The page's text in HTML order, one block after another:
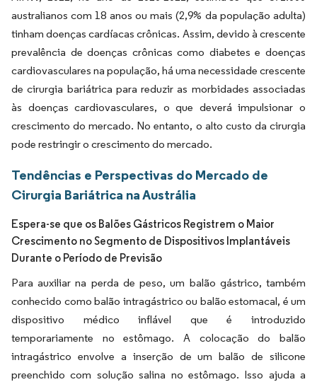
australianos com 18 anos ou mais (2,9% da população adulta)
tinham doenças cardíacas crônicas. Assim, devido à crescente
prevalência de doenças crônicas como diabetes e doenças
cardiovasculares na população, há uma necessidade crescente
de cirurgia bariátrica para reduzir as morbidades associadas
às doenças cardiovasculares, o que deverá impulsionar o
crescimento do mercado. No entanto, o alto custo da cirurgia
pode restringir o crescimento do mercado.
Tendências e Perspectivas do Mercado de
Cirurgia Bariátrica na Austrália
Espera-se que os Balões Gástricos Registrem o Maior
Crescimento no Segmento de Dispositivos Implantáveis
Durante o Período de Previsão
Para auxiliar na perda de peso, um balão gástrico, também
conhecido como balão intragástrico ou balão estomacal, é um
dispositivo médico inflável que é introduzido
temporariamente no estômago. A colocação do balão
intragástrico envolve a inserção de um balão de silicone
preenchido com solução salina no estômago. Isso ajuda a